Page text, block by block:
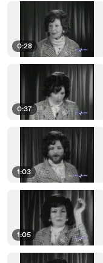
0:28
0:37
1:03
1:05